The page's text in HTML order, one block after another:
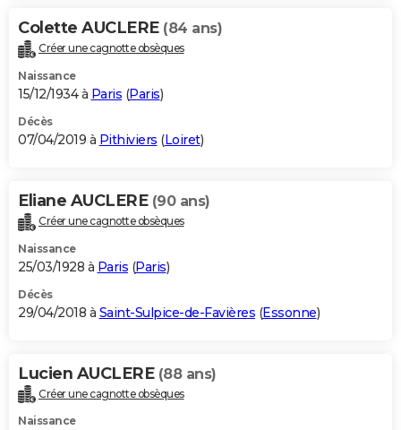
Colette AUCLERE (84 ans)
Créer une cagnotte obsèques
Naissance
15/12/1934 à Paris (Paris)
Décès
07/04/2019 à Pithiviers (Loiret)
Eliane AUCLERE (90 ans)
Créer une cagnotte obsèques
Naissance
25/03/1928 à Paris (Paris)
Décès
29/04/2018 à Saint-Sulpice-de-Favières (Essonne)
Lucien AUCLERE (88 ans)
Créer une cagnotte obsèques
Naissance